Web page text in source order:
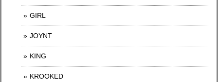
GIRL
JOYNT
KING
KROOKED